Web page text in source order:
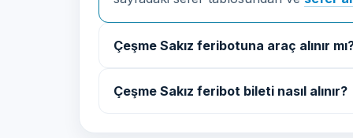
Çeşme Sakız feribotuna araç alınır
Çeşme Sakız feribot bileti nasıl alınır?